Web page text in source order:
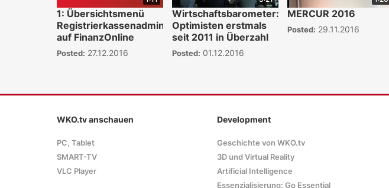
1: Übersichtsmenü
Registrierkassenadministration
auf FinanzOnline
Posted: 27.12.2016
Wirtschaftsbarometer:
Optimisten erstmals
seit 2011 in Überzahl
Posted: 01.12.2016
MERCUR 2016
Posted: 29.11.2016
WKO.tv anschauen
PC, Tablet
SMART-TV
VLC Player
Development
Geschichte von WKO.tv
3D und Virtual Reality
Artificial Intelligence
Essenzialisierung: Go Essential